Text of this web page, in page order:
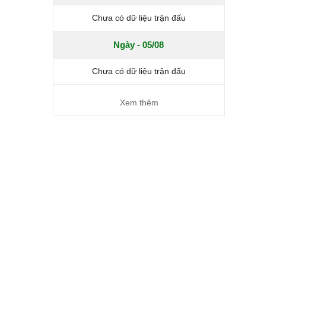
Chưa có dữ liệu trận đấu
Ngày - 05/08
Chưa có dữ liệu trận đấu
Xem thêm